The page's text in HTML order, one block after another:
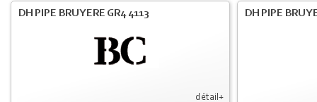
détail+
DH PIPE BRUYERE GR4 4113 DH PIPE